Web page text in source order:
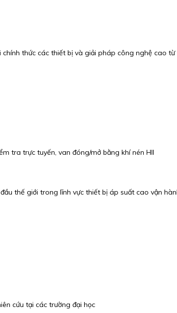
thức các thiết bị và giải pháp công nghệ cao từ
tra trực tuyến, van đóng/mở bằng khí nén HII
thế giới trong lĩnh vực thiết bị áp suất cao vận
cứu tại các trường đại học